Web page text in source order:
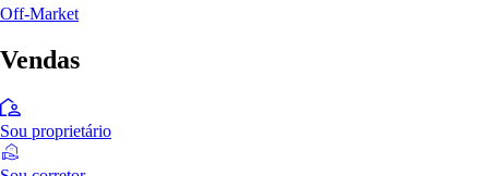
Off-Market
Vendas
Sou proprietário